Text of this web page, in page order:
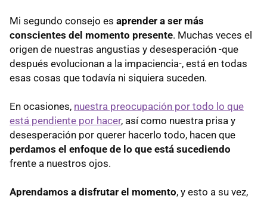
Mi segundo consejo es aprender a ser más
conscientes del momento presente. Muchas veces el
origen de nuestras angustias y desesperación -que
después evolucionan a la impaciencia-, está en todas
esas cosas que todavía ni siquiera suceden.
En ocasiones, nuestra preocupación por todo lo que
está pendiente por hacer, así como nuestra prisa y
desesperación por querer hacerlo todo, hacen que
perdamos el enfoque de lo que está sucediendo
frente a nuestros ojos.
Aprendamos a disfrutar el momento, y esto a su vez,